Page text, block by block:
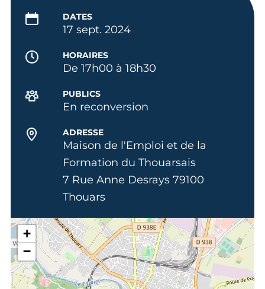
DATES
17 sept. 2024
HORAIRES
De 17h00 à 18h30
PUBLICS
En reconversion
ADRESSE
Maison de l'Emploi et de la
Formation du Thouarsais
7 Rue Anne Desrays 79100
Thouars
+
−